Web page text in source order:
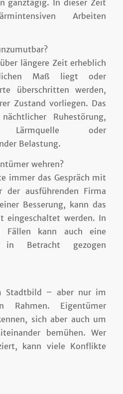
ganztägig. In dieser Zeit
Arbeiten
längere Zeit erheblich
Maß liegt oder
überschritten werden,
Zustand vorliegen. Das
Ruhestörung,
Lärmquelle oder
Belastung.
wehren?
immer das Gespräch mit
der ausführenden Firma
Besserung, kann das
eingeschaltet werden. In
Fällen kann auch eine
in Betracht gezogen
Stadtbild – aber nur im
Rahmen. Eigentümer
sich aber auch um
bemühen. Wer
kann viele Konflikte